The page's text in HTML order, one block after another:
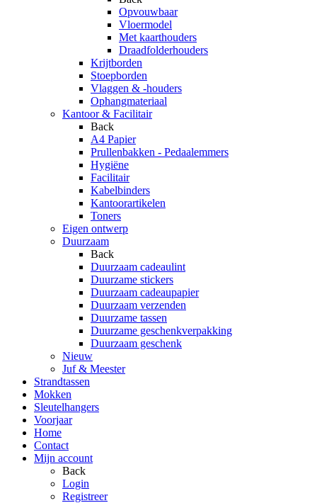
Opvouwbaar
Vloermodel
Met kaarthouders
Draadfolderhouders
Krijtborden
Stoepborden
Vlaggen & -houders
Ophangmateriaal
Kantoor & Facilitair
Back
A4 Papier
Prullenbakken - Pedaalemmers
Hygiëne
Facilitair
Kabelbinders
Kantoorartikelen
Toners
Eigen ontwerp
Duurzaam
Back
Duurzaam cadeaulint
Duurzame stickers
Duurzaam cadeaupapier
Duurzaam verzenden
Duurzame tassen
Duurzame geschenkverpakking
Duurzaam geschenk
Nieuw
Juf & Meester
Strandtassen
Mokken
Sleutelhangers
Voorjaar
Home
Contact
Mijn account
Back
Login
Registreer